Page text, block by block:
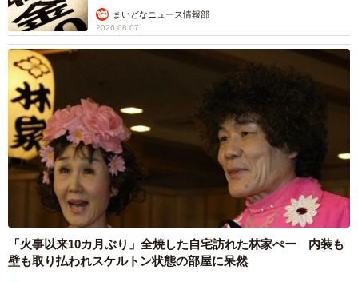
まいどなニュース情報部
2026.08.07
「火事以来10カ月ぶり」全焼した自宅訪れた林家ぺー 内装も
壁も取り払われスケルトン状態の部屋に呆然